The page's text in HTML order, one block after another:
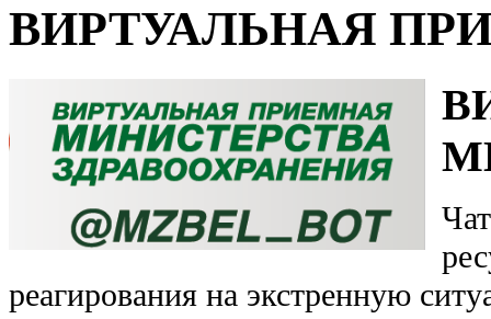
ВИРТУАЛЬНАЯ
реагирования на экстренную